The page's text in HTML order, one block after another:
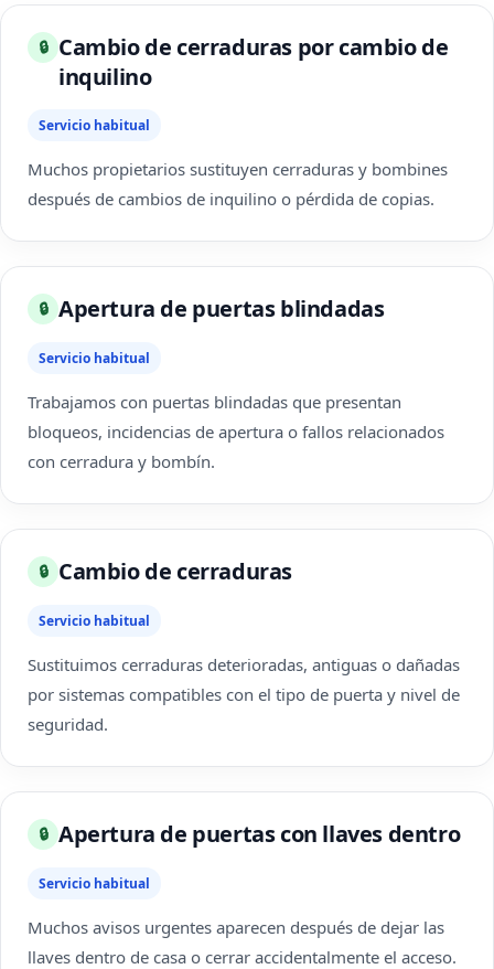
🔒 Cambio de cerraduras por cambio de
inquilino
Servicio habitual
Muchos propietarios sustituyen cerraduras y bombines
después de cambios de inquilino o pérdida de copias.
🔒 Apertura de puertas blindadas
Servicio habitual
Trabajamos con puertas blindadas que presentan
bloqueos, incidencias de apertura o fallos relacionados
con cerradura y bombín.
🔒 Cambio de cerraduras
Servicio habitual
Sustituimos cerraduras deterioradas, antiguas o dañadas
por sistemas compatibles con el tipo de puerta y nivel de
seguridad.
🔒 Apertura de puertas con llaves dentro
Servicio habitual
Muchos avisos urgentes aparecen después de dejar las
llaves dentro de casa o cerrar accidentalmente el acceso.